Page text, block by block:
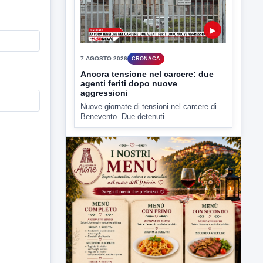
7 AGOSTO 2026 CRONACA
Ancora tensione nel carcere: due
agenti feriti dopo nuove
Nuove giornate di tensioni nel carcere di
Benevento. Due detenuti...